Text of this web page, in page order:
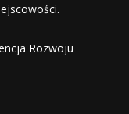
Rozwoju